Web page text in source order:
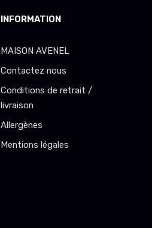
INFORMATION
MAISON AVENEL
Contactez nous
Conditions de retrait /
livraison
Allergènes
Mentions légales